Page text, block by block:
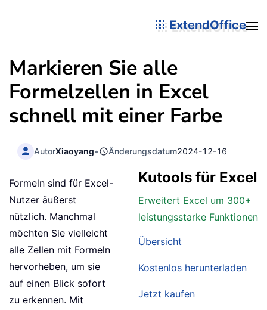
ExtendOffice
Markieren Sie alle
Formelzellen in Excel
schnell mit einer Farbe
AutorXiaoyang• Änderungsdatum2024-12-16
Kutools für Excel
Erweitert Excel um 300+
leistungsstarke Funktionen
Übersicht
Kostenlos herunterladen
Jetzt kaufen
Formeln sind für Excel-
Nutzer äußerst
nützlich. Manchmal
möchten Sie vielleicht
alle Zellen mit Formeln
hervorheben, um sie
auf einen Blick sofort
zu erkennen. Mit